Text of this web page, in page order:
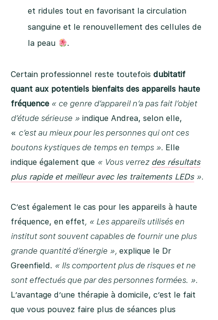
et ridules tout en favorisant la circulation
sanguine et le renouvellement des cellules de
la peau
.
Certain professionnel reste toutefoisdubitatif
quant aux potentiels bienfaits des appareils haute
fréquence « ce genre d’appareil n’a pas fait l’objet
d’étude sérieuse » indique Andrea, selon elle,
« c’est au mieux pour les personnes qui ont ces
boutons kystiques de temps en temps ». Elle
indique également que « Vous verrez des résultats
plus rapide et meilleur avec les traitements LEDs ».
C’est également le cas pour les appareils à haute
fréquence, en effet, « Les appareils utilisés en
institut sont souvent capables de fournir une plus
grande quantité d’énergie »,explique le Dr
Greenfield. « Ils comportent plus de risques et ne
sont effectués que par des personnes formées. ».
L’avantage d’une thérapie à domicile, c’est le fait
que vous pouvez faire plus de séances plus